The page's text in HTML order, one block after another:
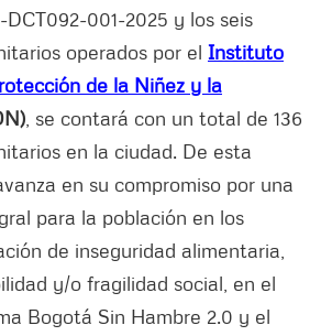
001-2025 y los seis
operados por el Instituto
de la Niñez y la
, se contará con un total de 136
en la ciudad. De esta
en su compromiso por una
para la población en los
de inseguridad alimentaria,
y/o fragilidad social, en el
Bogotá Sin Hambre 2.0 y el